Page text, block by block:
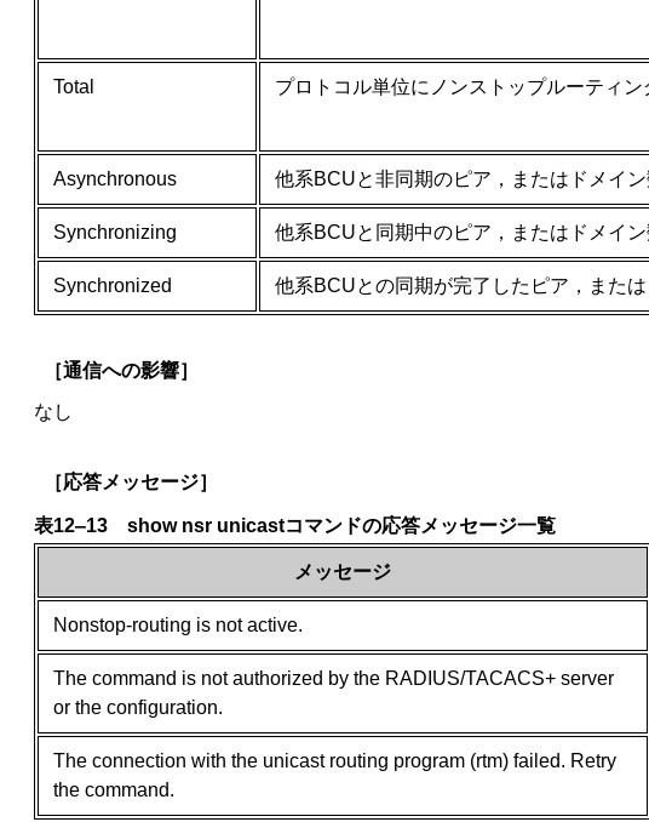
Total プロトコル単位にノンストップルーティ
Asynchronous 他系BCUと非同期のピア，またはドメイン
Synchronizing 他系BCUと同期中のピア，またはドメイン
Synchronized 他系BCUとの同期が完了したピア，また
［通信への影響］
なし
［応答メッセージ］
表12‒13 show nsr unicastコマンドの応答メッセージ一覧
メッセージ
Nonstop-routing is not active.
The command is not authorized by the RADIUS/TACACS+ server
or the configuration.
The connection with the unicast routing program (rtm) failed. Retry
the command.